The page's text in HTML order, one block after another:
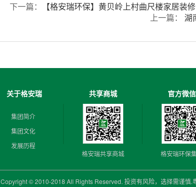
下一篇：
【格安瑞环保】黄贝岭上村曲尺楼家居装
上一篇： 湖
关于格安瑞
集团简介
集团文化
发展历程
共享商城
格安瑞共享商城
官方微信
格安瑞环保
Copyright © 2010-2018 All Rights Reserved. 投资有风险，选择需谨慎.